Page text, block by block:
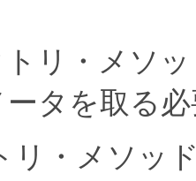
リ・メソ
タを取る
リ・メソッ